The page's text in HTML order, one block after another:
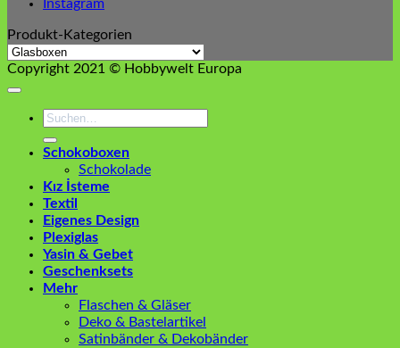
Instagram
Produkt-Kategorien
Copyright 2021 © Hobbywelt Europa
Suchen
Schokoboxen
Schokolade
Kız İsteme
Textil
Eigenes Design
Plexiglas
Yasin & Gebet
Geschenksets
Mehr
Flaschen & Gläser
Deko & Bastelartikel
Satinbänder & Dekobänder